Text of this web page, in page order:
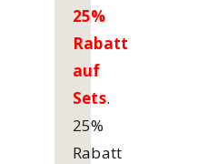
25%
Rabatt
auf
Sets.
25%
Rabatt